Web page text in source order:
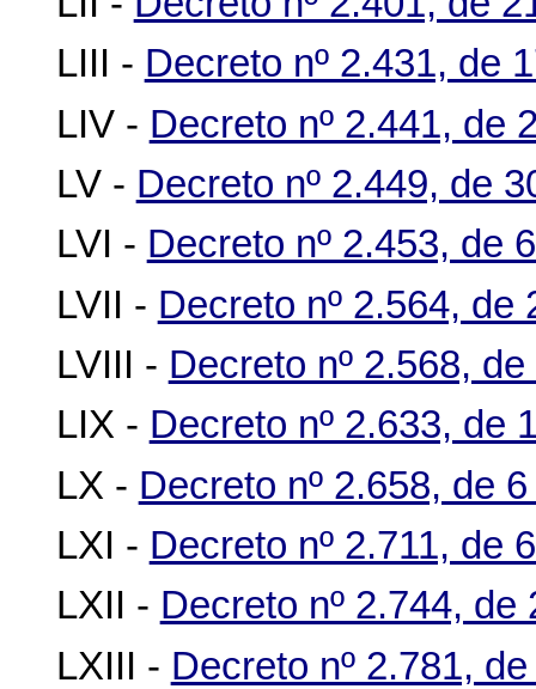
LIII - Decreto nº 2.431, de
LIV - Decreto nº 2.441, de
LV - Decreto nº 2.449, de
LVI - Decreto nº 2.453, de
LVII - Decreto nº 2.564, de
LVIII - Decreto nº 2.568,
LIX - Decreto nº 2.633, de
LX - Decreto nº 2.658, de
LXI - Decreto nº 2.711, de
LXII - Decreto nº 2.744,
LXIII - Decreto nº 2.781,